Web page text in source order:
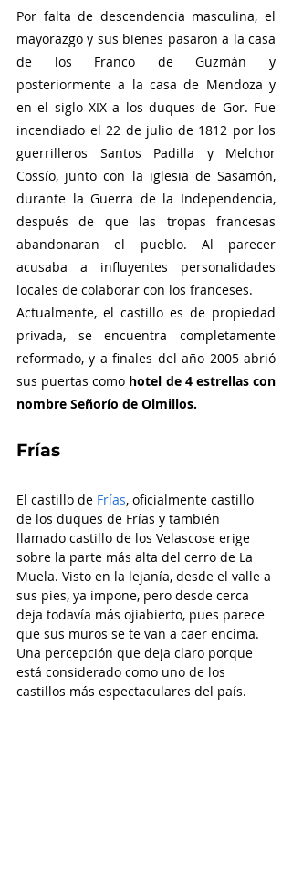
Por falta de descendencia masculina, el
mayorazgo y sus bienes pasaron a la casa
de los Franco de Guzmán y
posteriormente a la casa de Mendoza y
en el siglo XIX a los duques de Gor. Fue
incendiado el 22 de julio de 1812 por los
guerrilleros Santos Padilla y Melchor
Cossío, junto con la iglesia de Sasamón,
durante la Guerra de la Independencia,
después de que las tropas francesas
abandonaran el pueblo. Al parecer
acusaba a influyentes personalidades
locales de colaborar con los franceses.
Actualmente, el castillo es de propiedad
privada, se encuentra completamente
reformado, y a finales del año 2005 abrió
sus puertas como hotel de 4 estrellas con
nombre Señorío de Olmillos.
Frías
El castillo de Frías, oficialmente castillo
de los duques de Frías y también
llamado castillo de los Velascose erige
sobre la parte más alta del cerro de La
Muela. Visto en la lejanía, desde el valle a
sus pies, ya impone, pero desde cerca
deja todavía más ojiabierto, pues parece
que sus muros se te van a caer encima.
Una percepción que deja claro porque
está considerado como uno de los
castillos más espectaculares del país.